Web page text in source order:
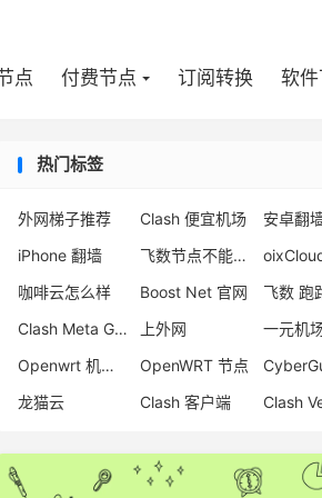
点 付费节点 订阅转换 软
热门标签
外网梯子推荐 Clash 便宜机场
安卓翻
iPhone 翻墙
飞数节点不能用了
咖啡云怎么样
Boost Net 官网
飞数 跑
Clash Meta GUI
上外网
一元机
Openwrt 机场推荐
OpenWRT 节点
龙猫云
Clash 客户端